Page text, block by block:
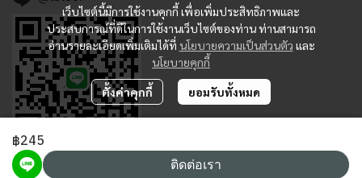
฿245
ติดต่อเรา
เว็บไซต์นี้มีการใช้งานคุกกี้ เพื่อเพิ่มประสิทธิภาพและ
ประสบการณ์ที่ดีในการใช้งานเว็บไซต์ของท่าน ท่านสามารถ
อ่านรายละเอียดเพิ่มเติมได้ที่ นโยบายความเป็นส่วนตัว และ
นโยบายคุกกี้
ตั้งค่าคุกกี้ ยอมรับทั้งหมด